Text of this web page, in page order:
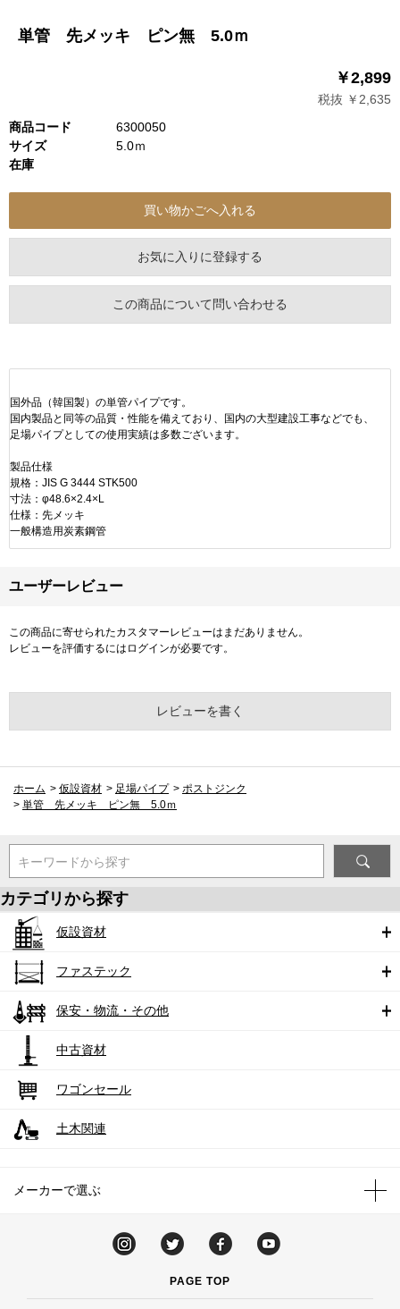
単管 先メッキ ピン無 5.0ｍ
￥2,899
税抜 ￥2,635
商品コード
6300050
サイズ
5.0ｍ
在庫
お気に入りに登録する
この商品について問い合わせる
国外品（韓国製）の単管パイプです。
国内製品と同等の品質・性能を備えており、国内の大型建設工事などでも、
足場パイプとしての使用実績は多数ございます。
製品仕様
規格：JIS G 3444 STK500
寸法：φ48.6×2.4×L
仕様：先メッキ
一般構造用炭素鋼管
ユーザーレビュー
この商品に寄せられたカスタマーレビューはまだありません。
レビューを評価するには ログインが必要です。
レビューを書く
ホーム > 仮設資材 > 足場パイプ > ポストジンク
> 単管 先メッキ ピン無 5.0ｍ
キーワードから探す
カテゴリから探す
仮設資材
ファステック
保安・物流・その他
中古資材
ワゴンセール
土木関連
メーカーで選ぶ
PAGE TOP